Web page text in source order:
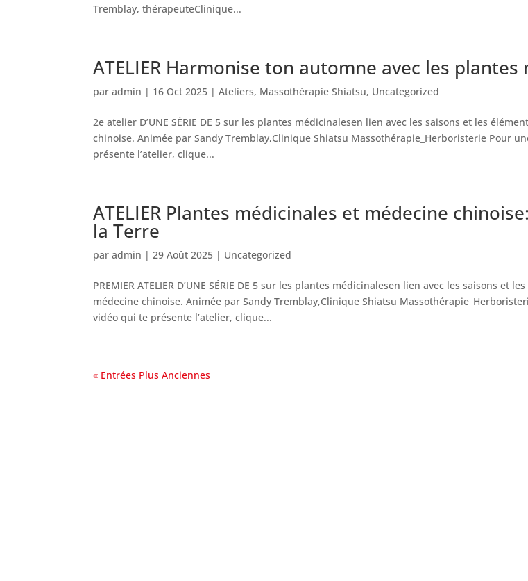
Tremblay, thérapeuteClinique...
ATELIER Harmonise ton automne avec les plantes
paradmin | 16 Oct 2025 |Ateliers, Massothérapie Shiatsu, Uncategorized
2e atelier D’UNE SÉRIE DE 5 sur les plantes médicinalesen lien avec les saisons et les
chinoise. Animée par Sandy Tremblay,Clinique Shiatsu Massothérapie_Herboristerie Pour
présente l’atelier, clique...
ATELIER Plantes médicinales et médecine
la Terre
paradmin |29 Août 2025 | Uncategorized
PREMIER ATELIER D’UNE SÉRIE DE 5 sur les plantes médicinalesen lien avec les saisons et
médecine chinoise. Animée par Sandy Tremblay,Clinique Shiatsu
vidéo qui te présente l’atelier, clique...
« Entrées Plus Anciennes